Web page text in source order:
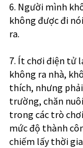
6. Người mình
không được đi
ra.
7. Ít chơi điện tử
không ra nhà,
thích, nhưng
trường, chăn
trong các trò
mức độ thành
chiếm lấy thời